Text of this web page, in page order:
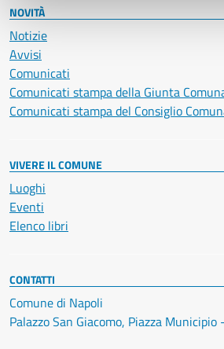
NOVITÀ
Notizie
Avvisi
Comunicati
Comunicati stampa della Giunta
Comunicati stampa del Consiglio
VIVERE IL COMUNE
Luoghi
Eventi
Elenco libri
CONTATTI
Comune di Napoli
Palazzo San Giacomo, Piazza